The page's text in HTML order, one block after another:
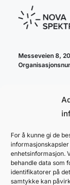
For å kunne gi de
enhetsinformasjon.
behandle data som
identifikatorer på
samtykke kan
Messeveien 8,
cookie policy